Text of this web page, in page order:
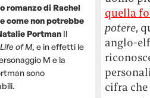
romanzo di Rachel
come non potrebbe
Portman Il
Life of M, e in effetti le
M e la
sono
quella
potere,
anglo-
cifra